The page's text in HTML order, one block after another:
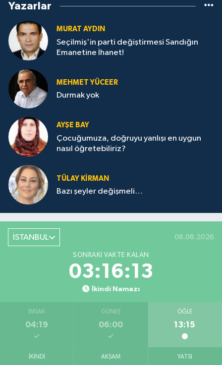
Yazarlar
MURAT AYDIN
Seçilmiş'in parti değiştirmesi Sandığın
Emanetine İhanet!
MEHMET YÜCEER
Durmak yok
AYŞE BAY
Çocuğumuza, doğruyu yanlışı en uygun
nasıl öğretebiliriz?
TÜLAY KİRMAN
Bazı şeyler değişmeli…
İSTANBUL 08.08.2026
SONRAKI VAKTE KALAN
03:16:13
İkindi Namazı
İMSAK
04:19
GÜNEŞ
06:00
ÖĞLE
13:15
İKINDI AKŞAM YATSI